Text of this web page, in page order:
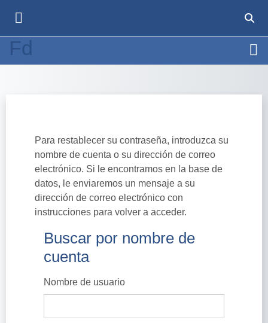
Fd
Para restablecer su contraseña, introduzca su
nombre de cuenta o su dirección de correo
electrónico. Si le encontramos en la base de
datos, le enviaremos un mensaje a su
dirección de correo electrónico con
instrucciones para volver a acceder.
Buscar por nombre de cuenta
Buscar por nombre de
cuenta
Nombre de usuario